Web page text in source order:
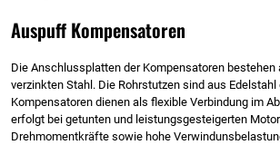
Auspuff Kompensatoren
Die Anschlussplatten der Kompensatoren bestehen
verzinkten Stahl. Die Rohrstutzen sind aus
Kompensatoren dienen als flexible Verbindung im
erfolgt bei getunten und leistungsgesteigerten
Drehmomentkräfte sowie hohe